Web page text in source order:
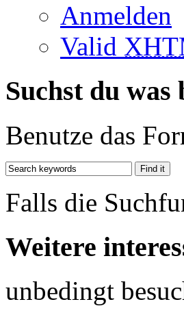
Anmelden
Valid
Suchst du was
Benutze das
Falls die
Weitere
unbedingt